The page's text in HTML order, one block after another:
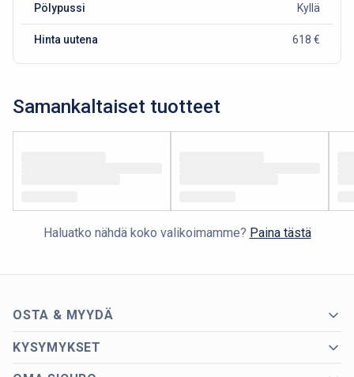
Pölypussi Kyllä
Hinta uutena 618 €
Samankaltaiset tuotteet
Haluatko nähdä koko valikoimamme? Paina tästä
OSTA & MYYDÄ
KYSYMYKSET